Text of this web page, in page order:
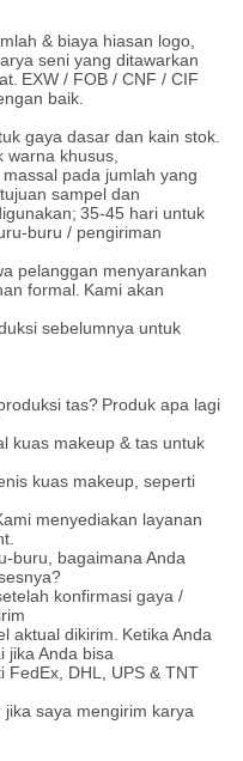
& biaya hiasan logo,
seni yang ditawarkan
EXW / FOB / CNF / CIF
baik.
gaya dasar dan kain stok.
warna khusus,
pada jumlah yang
sampel dan
35-45 hari untuk
buru / pengiriman
pelanggan menyarankan
formal. Kami akan
sebelumnya untuk
tas? Produk apa lagi
kuas makeup & tas untuk
kuas makeup, seperti
menyediakan layanan
buru, bagaimana Anda
konfirmasi gaya /
aktual dikirim. Ketika Anda
jika Anda bisa
FedEx, DHL, UPS & TNT
jika saya mengirim karya